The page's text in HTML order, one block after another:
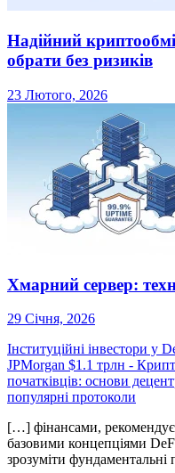
Надійний
обрати без ризиків
23 Лютого, 2026
Хмарний сервер:
29 Січня, 2026
Інституційні інвестори у
JPMorgan $1.1 трлн -
початківців: основи
популярні протоколи
[…] фінансами,
базовими концепціями
зрозуміти